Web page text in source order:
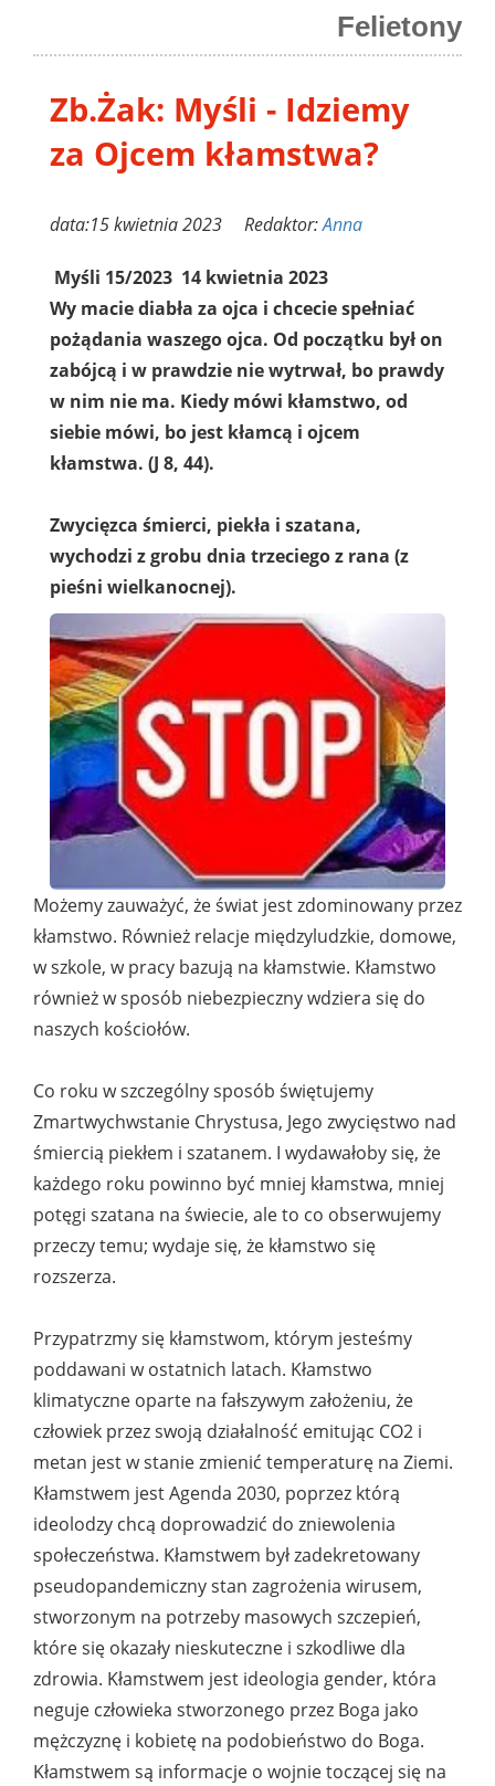
Felietony
Zb.Żak: Myśli - Idziemy
za Ojcem kłamstwa?
data:15 kwietnia 2023 Redaktor:Anna
Myśli 15/2023 14 kwietnia 2023
Wy macie diabła za ojca i chcecie spełniać
pożądania waszego ojca. Od początku był on
zabójcą i w prawdzie nie wytrwał, bo prawdy
w nim nie ma. Kiedy mówi kłamstwo, od
siebie mówi, bo jest kłamcą i ojcem
kłamstwa. (J 8, 44).
Zwycięzca śmierci, piekła i szatana,
wychodzi z grobu dnia trzeciego z rana (z
pieśni wielkanocnej).
Możemy zauważyć, że świat jest zdominowany przez
kłamstwo. Również relacje międzyludzkie, domowe,
w szkole, w pracy bazują na kłamstwie. Kłamstwo
również w sposób niebezpieczny wdziera się do
naszych kościołów.
Co roku w szczególny sposób świętujemy
Zmartwychwstanie Chrystusa, Jego zwycięstwo nad
śmiercią piekłem i szatanem. I wydawałoby się, że
każdego roku powinno być mniej kłamstwa, mniej
potęgi szatana na świecie, ale to co obserwujemy
przeczy temu; wydaje się, że kłamstwo się
rozszerza.
Przypatrzmy się kłamstwom, którym jesteśmy
poddawani w ostatnich latach. Kłamstwo
klimatyczne oparte na fałszywym założeniu, że
człowiek przez swoją działalność emitując CO2 i
metan jest w stanie zmienić temperaturę na Ziemi.
Kłamstwem jest Agenda 2030, poprzez którą
ideolodzy chcą doprowadzić do zniewolenia
społeczeństwa. Kłamstwem był zadekretowany
pseudopandemiczny stan zagrożenia wirusem,
stworzonym na potrzeby masowych szczepień,
które się okazały nieskuteczne i szkodliwe dla
zdrowia. Kłamstwem jest ideologia gender, która
neguje człowieka stworzonego przez Boga jako
mężczyznę i kobietę na podobieństwo do Boga.
Kłamstwem są informacje o wojnie toczącej się na